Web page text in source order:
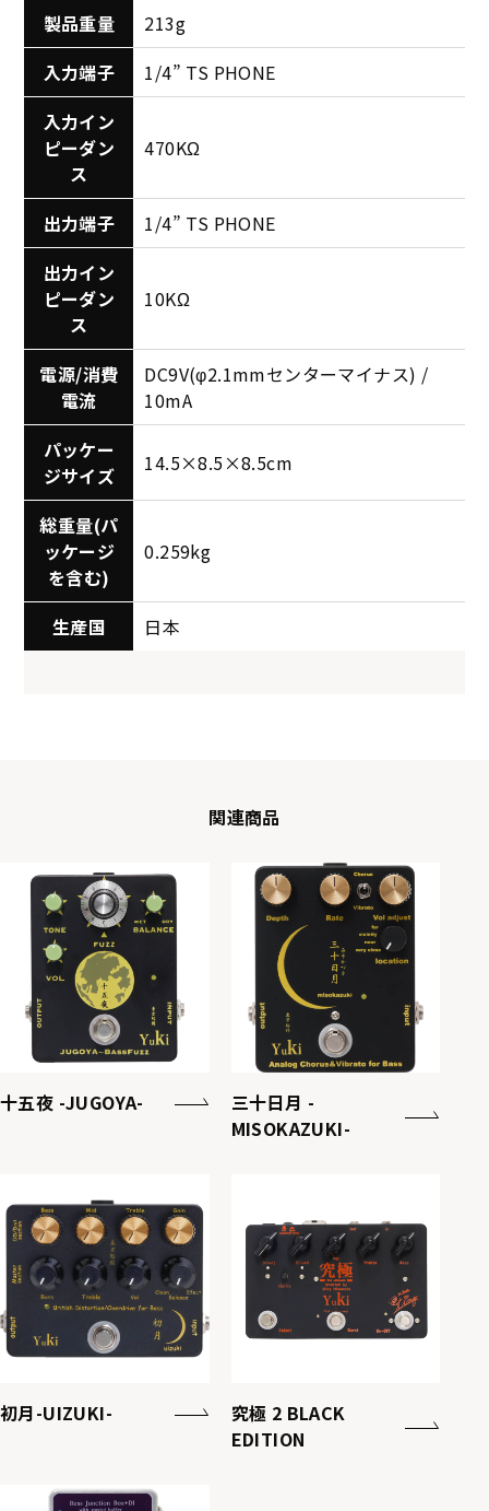
製品重量
213g
入力端子
1/4” TS PHONE
入力イン
ピーダン
ス
470KΩ
出力端子
1/4” TS PHONE
出力イン
ピーダン
ス
10KΩ
電源/消費
電流
DC9V(φ2.1mmセンターマイナス) /
10mA
パッケー
ジサイズ
14.5×8.5×8.5cm
総重量(パ
ッケージ
を含む)
0.259kg
生産国 日本
関連商品
十五夜 -JUGOYA-
三十日月 -
MISOKAZUKI-
初月-UIZUKI-
究極 2 BLACK
EDITION